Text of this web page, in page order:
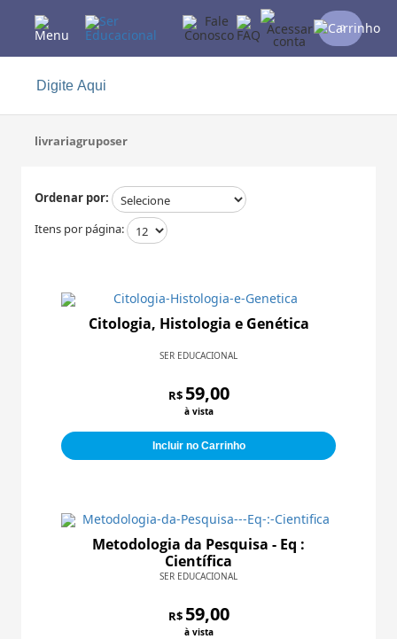
0
livrariagruposer
Ordenar por:
Itens por página:
Citologia, Histologia e Genética
SER EDUCACIONAL
R$ 59,00
à vista
Incluir no Carrinho
Metodologia da Pesquisa - Eq :
Científica
SER EDUCACIONAL
R$ 59,00
à vista